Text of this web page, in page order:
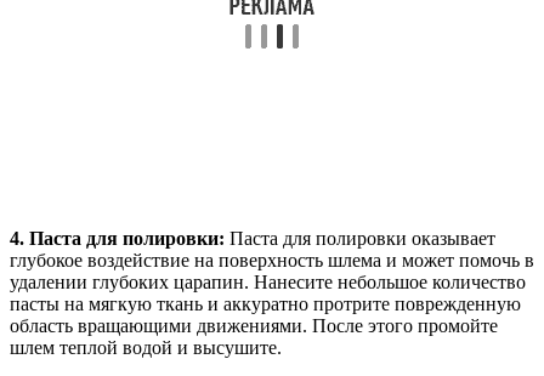
4. Паста для полировки: Паста для полировки оказывает
глубокое воздействие на поверхность шлема и может помочь в
удалении глубоких царапин. Нанесите небольшое количество
пасты на мягкую ткань и аккуратно протрите поврежденную
область вращающими движениями. После этого промойте
шлем теплой водой и высушите.